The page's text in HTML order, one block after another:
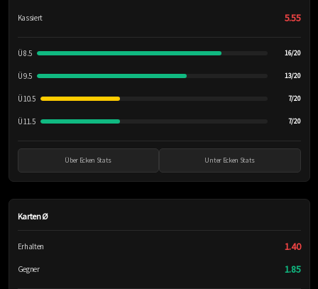
Kassiert 5.55
Ü 8.5 16/20
Ü 9.5 13/20
Ü 10.5 7/20
Ü 11.5 7/20
Über Ecken Stats Unter Ecken Stats
Karten Ø
Erhalten 1.40
Gegner 1.85